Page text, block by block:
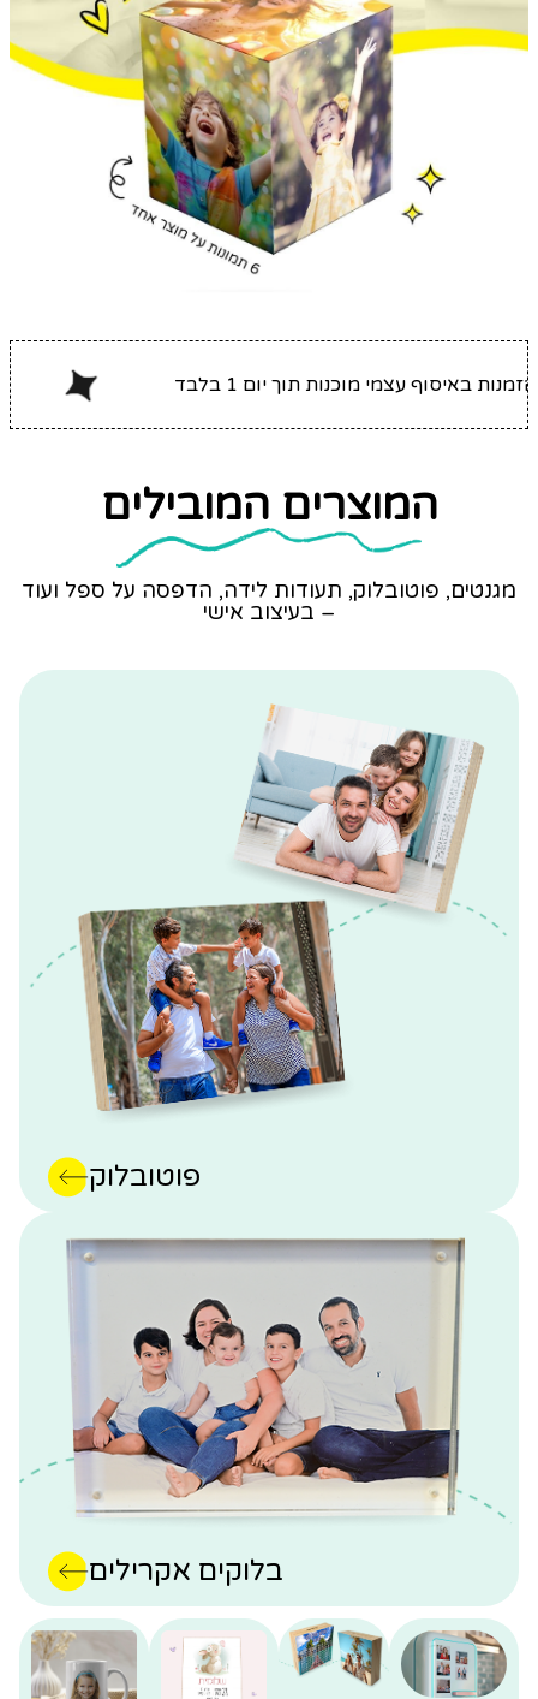
אנו שולחים סמס כשההזמנה מוכנה
המוצרים המובילים
פוטובלוק, תעודות לידה, הדפסה על ספל ועוד
– בעיצוב אישי
פוטובלוק
בלוקים אקרילים